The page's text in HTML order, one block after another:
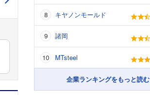
キヤノンモールド
諸岡
MTsteel
企業ランキングをもっと読む